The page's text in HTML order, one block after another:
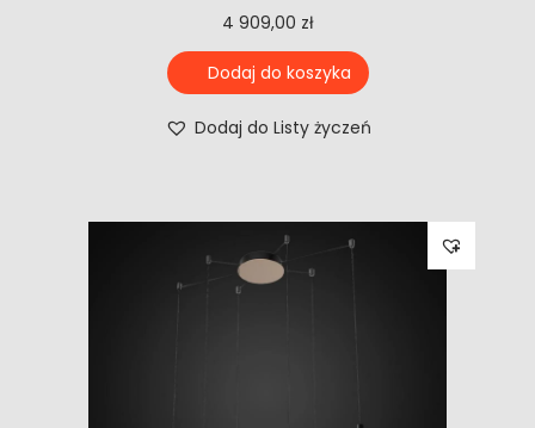
4 909,00 zł
Dodaj do koszyka
Dodaj do Listy życzeń